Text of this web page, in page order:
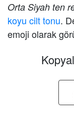
Orta Siyah ten
koyu cilt tonu.
emoji olarak